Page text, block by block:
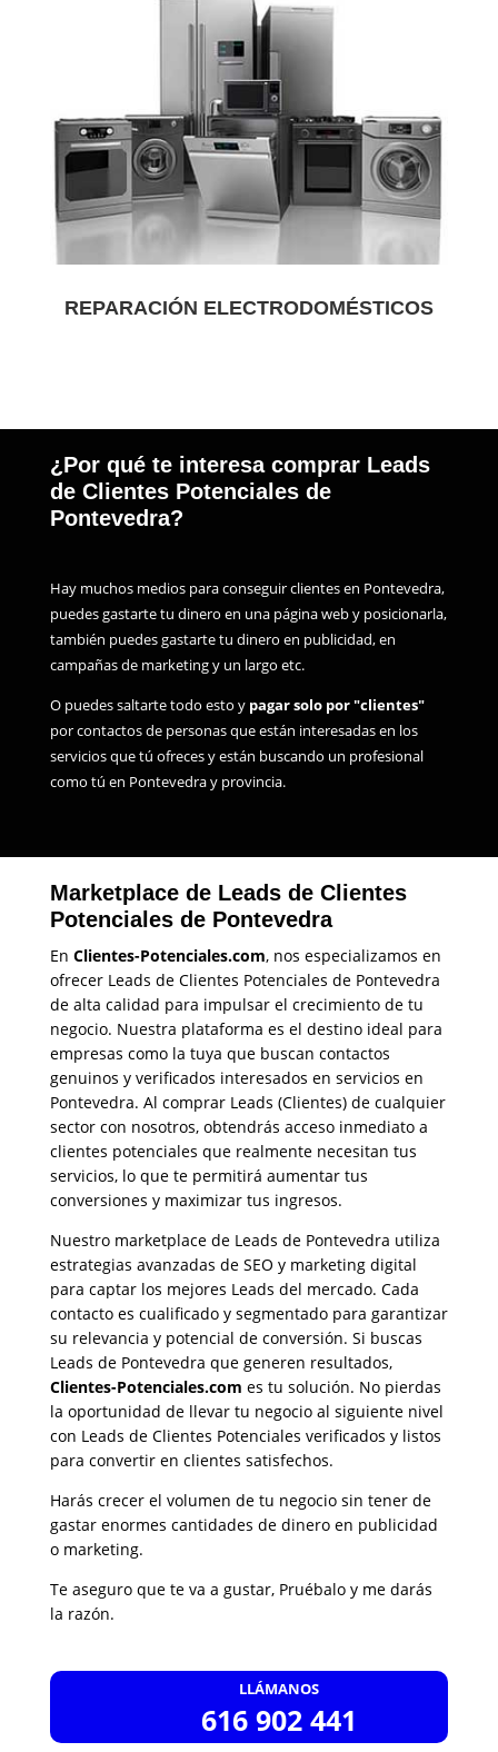
REPARACIÓN ELECTRODOMÉSTICOS
¿Por qué te interesa comprar Leads
de Clientes Potenciales de
Pontevedra?
Hay muchos medios para conseguir clientes en Pontevedra,
puedes gastarte tu dinero en una página web y posicionarla,
también puedes gastarte tu dinero en publicidad, en
campañas de marketing y un largo etc.
O puedes saltarte todo esto y pagar solo por "clientes"
por contactos de personas que están interesadas en los
servicios que tú ofreces y están buscando un profesional
como tú en Pontevedra y provincia.
Marketplace de Leads de Clientes
Potenciales de Pontevedra
En Clientes-Potenciales.com, nos especializamos en
ofrecer Leads de Clientes Potenciales de Pontevedra
de alta calidad para impulsar el crecimiento de tu
negocio. Nuestra plataforma es el destino ideal para
empresas como la tuya que buscan contactos
genuinos y verificados interesados en servicios en
Pontevedra. Al comprar Leads (Clientes) de cualquier
sector con nosotros, obtendrás acceso inmediato a
clientes potenciales que realmente necesitan tus
servicios, lo que te permitirá aumentar tus
conversiones y maximizar tus ingresos.
Nuestro marketplace de Leads de Pontevedra utiliza
estrategias avanzadas de SEO y marketing digital
para captar los mejores Leads del mercado. Cada
contacto es cualificado y segmentado para garantizar
su relevancia y potencial de conversión. Si buscas
Leads de Pontevedra que generen resultados,
Clientes-Potenciales.com es tu solución. No pierdas
la oportunidad de llevar tu negocio al siguiente nivel
con Leads de Clientes Potenciales verificados y listos
para convertir en clientes satisfechos.
Harás crecer el volumen de tu negocio sin tener de
gastar enormes cantidades de dinero en publicidad
o marketing.
Te aseguro que te va a gustar, Pruébalo y me darás
la razón.
LLÁMANOS
616 902 441